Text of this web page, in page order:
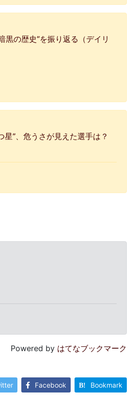
の歴史”を振り返る（デイリ
”、危うさが見えた選手は？
Powered by はてなブックマーク
Facebook Bookmark